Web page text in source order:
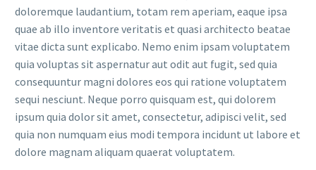
doloremque laudantium, totam rem aperiam, eaque ipsa
quae ab illo inventore veritatis et quasi architecto beatae
vitae dicta sunt explicabo. Nemo enim ipsam voluptatem
quia voluptas sit aspernatur aut odit aut fugit, sed quia
consequuntur magni dolores eos qui ratione voluptatem
sequi nesciunt. Neque porro quisquam est, qui dolorem
ipsum quia dolor sit amet, consectetur, adipisci velit, sed
quia non numquam eius modi tempora incidunt ut labore et
dolore magnam aliquam quaerat voluptatem.